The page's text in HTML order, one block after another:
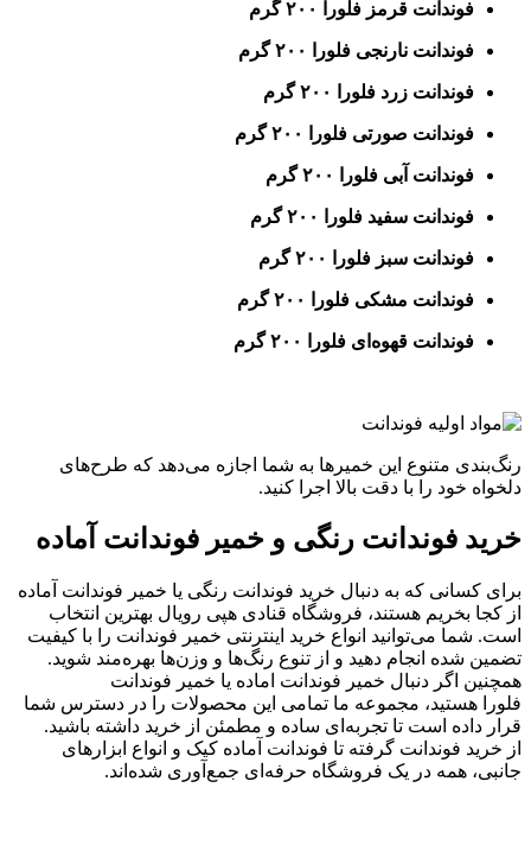
فوندانت قرمز فلورا ۲۰۰ گرم
فوندانت نارنجی فلورا ۲۰۰ گرم
فوندانت زرد فلورا ۲۰۰ گرم
فوندانت صورتی فلورا ۲۰۰ گرم
فوندانت آبی فلورا ۲۰۰ گرم
فوندانت سفید فلورا ۲۰۰ گرم
فوندانت سبز فلورا ۲۰۰ گرم
فوندانت مشکی فلورا ۲۰۰ گرم
فوندانت قهوه‌ای فلورا ۲۰۰ گرم
رنگ‌بندی متنوع این خمیرها به شما اجازه می‌دهد که طرح‌های
دلخواه خود را با دقت بالا اجرا کنید.
خرید فوندانت رنگی و خمیر فوندانت آماده
برای کسانی که به دنبال خرید فوندانت رنگی یا خمیر فوندانت آماده
از کجا بخریم هستند، فروشگاه قنادی هپی رویال بهترین انتخاب
است. شما می‌توانید انواع خرید اینترنتی خمیر فوندانت را با کیفیت
تضمین شده انجام دهید و از تنوع رنگ‌ها و وزن‌ها بهره‌مند شوید.
همچنین اگر دنبال خمیر فوندانت اماده یا خمیر فوندانت
فلورا هستید، مجموعه ما تمامی این محصولات را در دسترس شما
قرار داده است تا تجربه‌ای ساده و مطمئن از خرید داشته باشید.
از خرید فوندانت گرفته تا فوندانت آماده کیک و انواع ابزارهای
جانبی، همه در یک فروشگاه حرفه‌ای جمع‌آوری شده‌اند.